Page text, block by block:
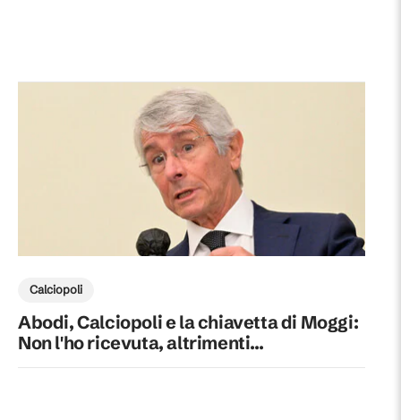
Calciopoli
Abodi, Calciopoli e la chiavetta di Moggi:
Non l'ho ricevuta, altrimenti...